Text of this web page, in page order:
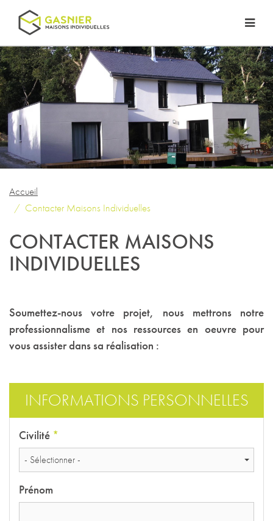
Accueil
Contacter Maisons Individuelles
CONTACTER MAISONS
INDIVIDUELLES
Soumettez-nous votre projet, nous mettrons notre
professionnalisme et nos ressources en oeuvre pour
vous assister dans sa réalisation :
INFORMATIONS PERSONNELLES
Civilité *
- Sélectionner -
Prénom